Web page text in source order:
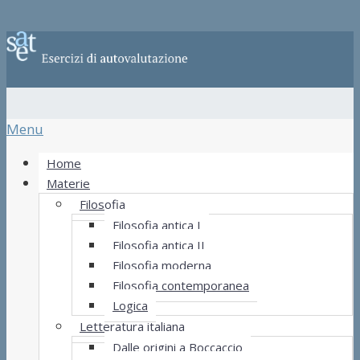
Menu
Home
Materie
Filosofia
Filosofia antica I
Filosofia antica II
Filosofia moderna
Filosofia contemporanea
Logica
Letteratura italiana
Dalle origini a Boccaccio